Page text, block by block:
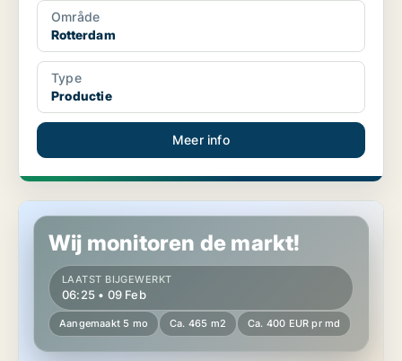
Område
Rotterdam
Type
Productie
Meer info
Productie in Rotterdam
Wij monitoren de markt!
LAATST BIJGEWERKT
06:25 • 09 Feb
Aangemaakt 5 mo Ca. 465 m2 Ca. 400 EUR pr md